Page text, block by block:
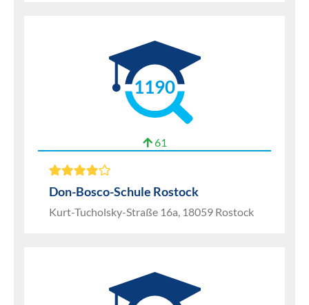
1190
61
Don-Bosco-Schule Rostock
Kurt-Tucholsky-Straße 16a, 18059 Rostock